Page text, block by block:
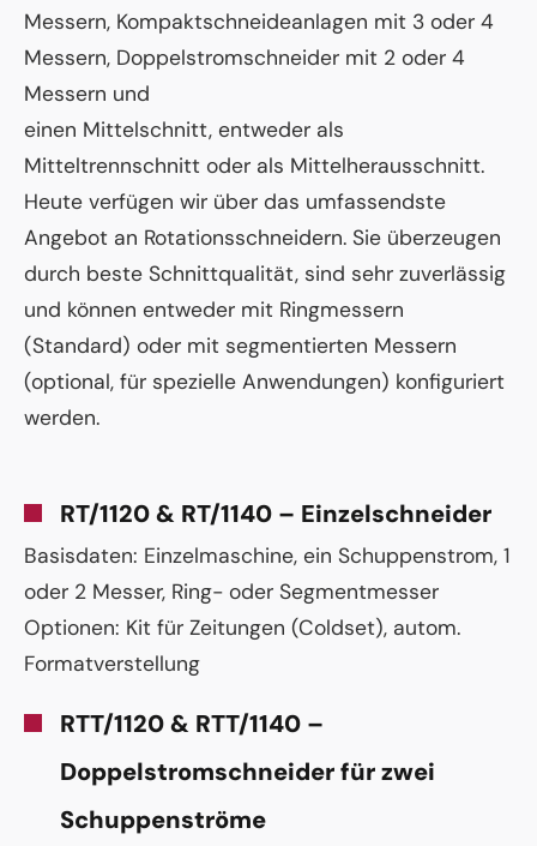
Messern, Kompaktschneideanlagen mit 3 oder 4
Messern, Doppelstromschneider mit 2 oder 4
Messern und
einen Mittelschnitt, entweder als
Mitteltrennschnitt oder als Mittelherausschnitt.
Heute verfügen wir über das umfassendste
Angebot an Rotationsschneidern. Sie überzeugen
durch beste Schnittqualität, sind sehr zuverlässig
und können entweder mit Ringmessern
(Standard) oder mit segmentierten Messern
(optional, für spezielle Anwendungen) konfiguriert
werden.
RT/1120 & RT/1140 – Einzelschneider
Basisdaten: Einzelmaschine, ein Schuppenstrom, 1
oder 2 Messer, Ring- oder Segmentmesser
Optionen: Kit für Zeitungen (Coldset), autom.
Formatverstellung
RTT/1120 & RTT/1140 –
Doppelstromschneider für zwei
Schuppenströme